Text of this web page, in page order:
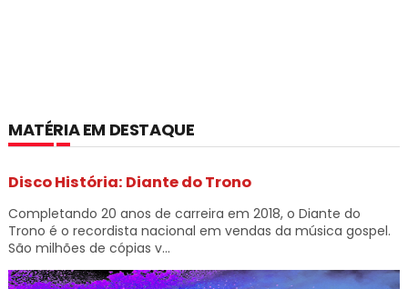
MATÉRIA EM DESTAQUE
Disco História: Diante do Trono
Completando 20 anos de carreira em 2018, o Diante do
Trono é o recordista nacional em vendas da música gospel.
São milhões de cópias v...